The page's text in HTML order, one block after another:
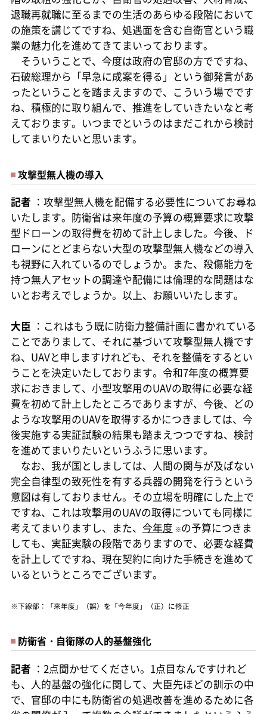
退職再就職に至るまでの生活のあらゆる段階において
の施策を講じてですね、処遇面を含む自衛官という職
業の魅力化を進めてきてまいっております。
そういうことで、今度は政府の官邸の方でですね、
石破総理から「早急に成案を得る」という御発言があ
ったということを踏まえますので、こういう場でです
ね、積極的に取り組んで、推進をしていきたいなと考
えております。いつまでというのはまだこれから検討
してまいりたいと思います。
攻撃型無人機の導入
記者 ：攻撃型無人機を配備する必要性についてお尋ね
いたします。防衛省は来年度の予算の概算要求に攻撃
型ドローンの取得費を初めて計上しました。今後、ド
ローンにとどまらない大型の攻撃型無人機などの導入
も視野に入れているのでしょうか。また、殺傷能力を
持つ無人アセットの調達や配備には倫理的な問題はな
いとお考えでしょうか。以上、お願いいたします。
大臣 ：これはもう既に防衛力整備計画に書かれている
ことでありまして、それに基づいて攻撃型無人機です
ね、UAVと申しますけれども、それを整備をするとい
うことを決定いたしております。令和7年度の概算要
求におきまして、小型攻撃用のUAVの取得に必要な経
費を初めて計上したところでありますが、今後、どの
ような攻撃用のUAVを取得するかにつきましては、今
後実施する実証試験の結果も踏まえつつですね、検討
を進めてまいりたいというふうに思います。
なお、我が国としましては、人間の関与が及ばない
完全自律型の致死性を有する兵器の開発を行うという
意図は有しておりません。その立場を明確にした上で
ですね、これは攻撃用のUAVの取得についても同様に
考えてまいりますし、また、 今年度 ※の予算につきま
しても、実証実験の段階でありますので、必要な経費
を計上してですね、現在契約に向けた手続きを進めて
いるというところでございます。
※下線部：「来年度」（誤）を「今年度」（正）に修正
防衛省・自衛隊の人的基盤強化
記者 ：2点聞かせてください。1点目なんですけれど
も、人的基盤の強化に関して、大臣先ほどの訓示の中
で、官邸の中にも防衛省の処遇改善を進めるために各